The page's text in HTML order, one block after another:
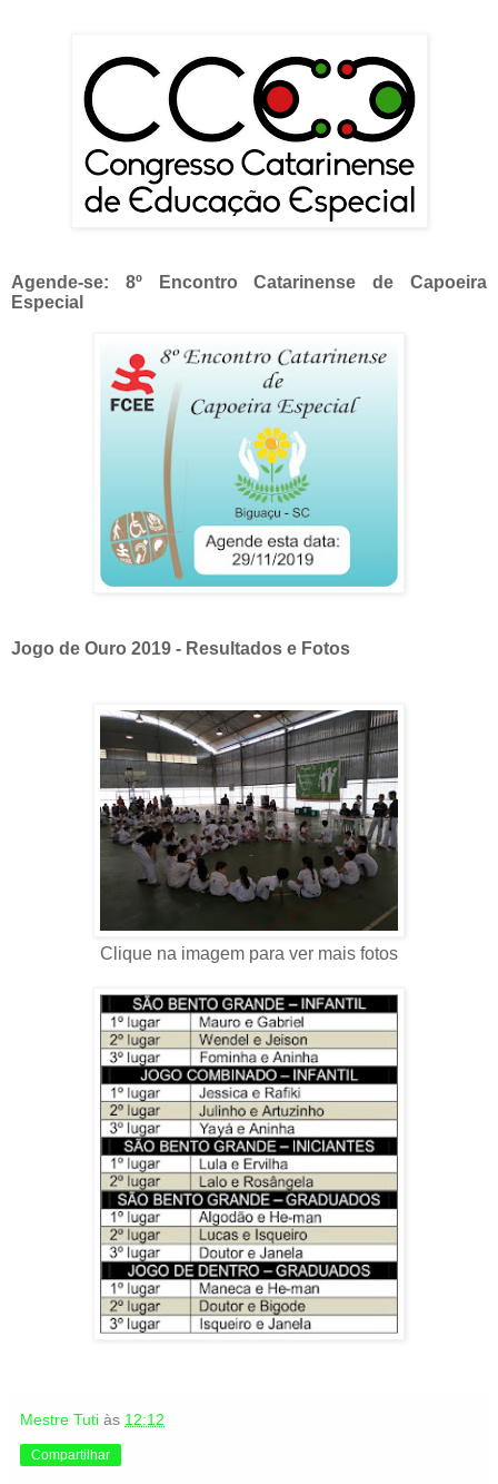
Agende-se: 8º Encontro Catarinense de Capoeira
Especial
Jogo de Ouro 2019 - Resultados e Fotos
Clique na imagem para ver mais fotos
Mestre Tuti às 12:12
Compartilhar